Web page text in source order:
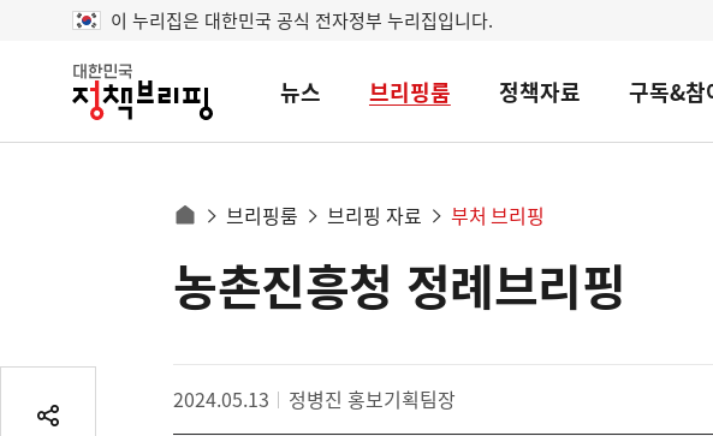
이 누리집은 대한민국 공식 전자정부 누리집입니다.
대
민
뉴스 브리핑룸 정책자료 구독&참
동
경
으
로
브리핑룸 브리핑 자료 부처 브리핑
영
역공
농촌진흥청 정례브리핑
2024.05.13 정병진 홍보기획팀장